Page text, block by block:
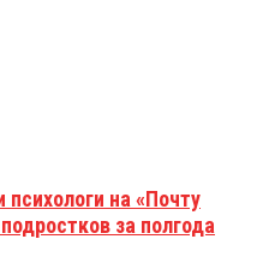
на «Почту
за полгода